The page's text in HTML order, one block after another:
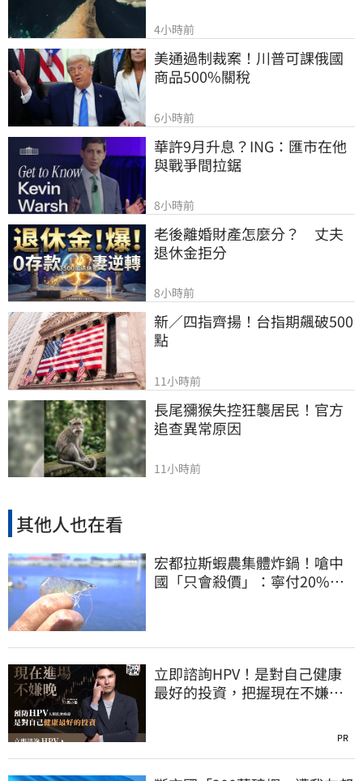
4小時前
美通過制裁案！川普可課俄國
商品500%關稅
6小時前
華許9月升息？ING：匯市在他
與戰爭間拉鋸
8小時前
老後離婚財產怎麼分？　丈夫
退休金拒分
8小時前
新／四指齊揚！台指期飆破500
點
11小時前
長尾獼猴失控狂襲居民！官方
追查異常原因
11小時前
其他人也在看
宏都拉斯蝦農集體炸鍋！嗆中
國「只會殺價」：寧付20%關
立即諮詢HPV！是對自己健康
最好的投資，把握現在不嫌
PR